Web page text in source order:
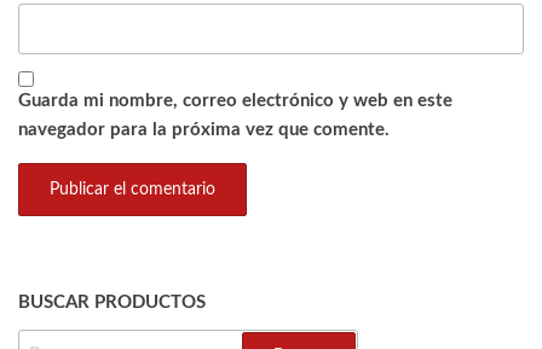
Guarda mi nombre, correo electrónico y web en este
navegador para la próxima vez que comente.
BUSCAR PRODUCTOS
BUSCAR: